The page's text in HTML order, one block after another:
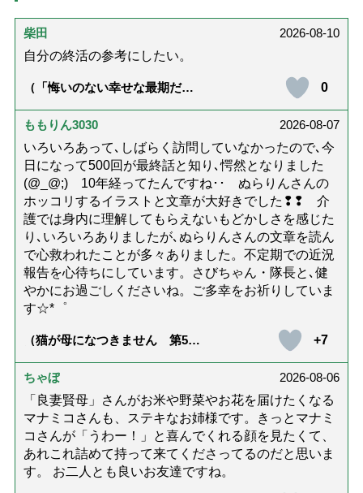
柴田
2026-08-10
自分の終活の参考にしたい。
（「悔いのない幸せな最期だっ
り返る母の在宅介護と看取り｜
幸せな在宅死のために医師が教
0
ももりん3030
2026-08-07
いろいろあって､しばらく訪問していなかったので､今
日になって500回が最終話と知り､愕然となりました
(@_@;) 10年経ってたんですね･･ ぬらりんさんの
ホッコリするイラストと文章が大好きでした❢❢ 介
護では身内に理解してもらえないもどかしさを感じた
り､いろいろありましたが､ぬらりんさんの文章を読ん
で心救われたことが多々ありました。不定期での近況
報告を心待ちにしています。さびちゃん・隊長と､健
やかにお過ごしくださいね。ご多幸をお祈りしていま
す☆*゜
（猫が母になつきません 第500
+7
ちゃぼ
2026-08-06
「良妻賢母」さんがお米や野菜やお花を届けたくなる
マナミコさんも、ステキなお姉様です。きっとマナミ
コさんが「うわー！」と喜んでくれる顔を見たくて、
あれこれ詰めて持って来てくださってるのだと思いま
す。 お二人とも良いお友達ですね。